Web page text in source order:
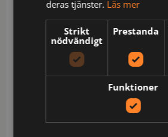
bröstfickor med vertikal
hälla för kniv / 2 löst hängande
förstärkta spikfickor – den ena
verktygshällor, den andra med
tryckknappar / 2 löst hängande
förstärkta bakfickor med reflexer
extra verktygsficka / Löst
deras tjänster. Läs mer
Strikt
nödvändigt
Prestanda
Funktioner